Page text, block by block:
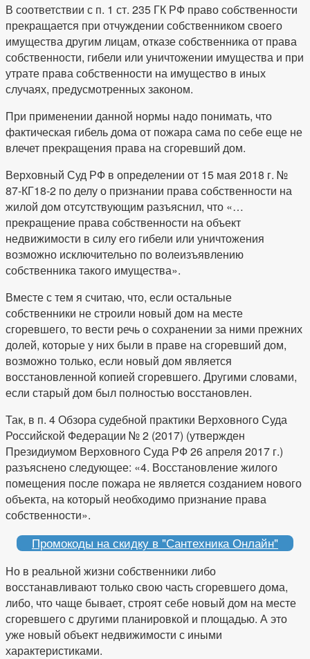
В соответствии с п. 1 ст. 235 ГК РФ право собственности
прекращается при отчуждении собственником своего
имущества другим лицам, отказе собственника от права
собственности, гибели или уничтожении имущества и при
утрате права собственности на имущество в иных
случаях, предусмотренных законом.
При применении данной нормы надо понимать, что
фактическая гибель дома от пожара сама по себе еще не
влечет прекращения права на сгоревший дом.
Верховный Суд РФ в определении от 15 мая 2018 г. №
87-КГ18-2 по делу о признании права собственности на
жилой дом отсутствующим разъяснил, что «…
прекращение права собственности на объект
недвижимости в силу его гибели или уничтожения
возможно исключительно по волеизъявлению
собственника такого имущества».
Вместе с тем я считаю, что, если остальные
собственники не строили новый дом на месте
сгоревшего, то вести речь о сохранении за ними прежних
долей, которые у них были в праве на сгоревший дом,
возможно только, если новый дом является
восстановленной копией сгоревшего. Другими словами,
если старый дом был полностью восстановлен.
Так, в п. 4 Обзора судебной практики Верховного Суда
Российской Федерации № 2 (2017) (утвержден
Президиумом Верховного Суда РФ 26 апреля 2017 г.)
разъяснено следующее: «4. Восстановление жилого
помещения после пожара не является созданием нового
объекта, на который необходимо признание права
собственности».
Промокоды на скидку в "Сантехника Онлайн"
Но в реальной жизни собственники либо
восстанавливают только свою часть сгоревшего дома,
либо, что чаще бывает, строят себе новый дом на месте
сгоревшего с другими планировкой и площадью. А это
уже новый объект недвижимости с иными
характеристиками.